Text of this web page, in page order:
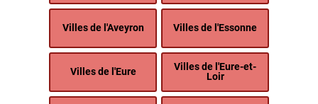
Villes de l'Aveyron Villes de l'Essonne
Villes de l'Eure
Villes de l'Eure-et-
Loir